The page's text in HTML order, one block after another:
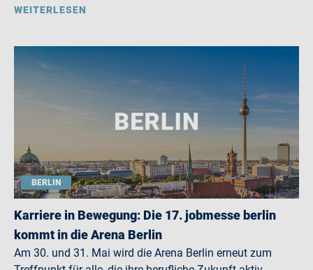
WEITERLESEN
BERLIN
Karriere in Bewegung: Die 17. jobmesse berlin
kommt in die Arena Berlin
Am 30. und 31. Mai wird die Arena Berlin erneut zum